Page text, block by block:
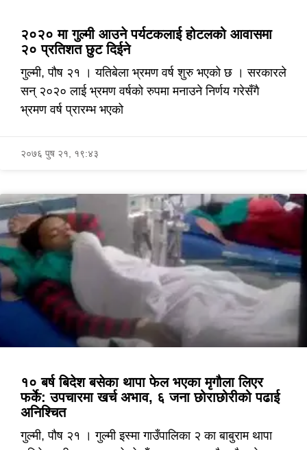
२०२० मा गुल्मी आउने पर्यटकलाई होटलको आवासमा
२० प्रतिशत छुट दिईने
गुल्मी, पौष २१ । यतिबेला भ्रमण वर्ष शुरु भएको छ । सरकारले
सन् २०२० लाई भ्रमण वर्षको रुपमा मनाउने निर्णय गरेसँगै
भ्रमण वर्ष प्रारम्भ भएको
२०७६ पुष २१, १९:४३
१० बर्ष बिदेश बसेका थापा फेल भएका मृगौला लिएर
फर्के: उपचारमा खर्च अभाव, ६ जना छोराछोरीको पढाई
अनिश्चित
गुल्मी, पौष २१ । गुल्मी इस्मा गाउँपालिका २ का बाबुराम थापा